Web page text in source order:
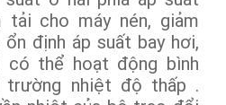
tải cho máy nén, giảm
định áp suất bay hơi,
có thể hoạt động bình
nhiệt độ thấp .